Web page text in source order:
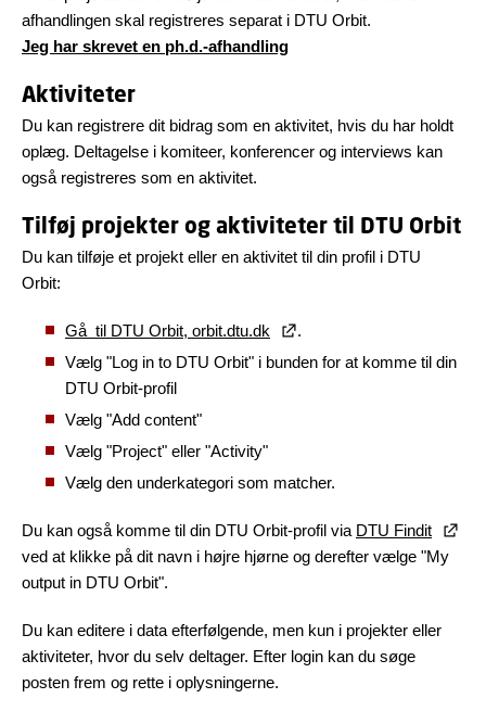
afhandlingen skal registreres separat i DTU Orbit.
Jeg har skrevet en ph.d.-afhandling
Aktiviteter
Du kan registrere dit bidrag som en aktivitet, hvis du har holdt
oplæg. Deltagelse i komiteer, konferencer og interviews kan
også registreres som en aktivitet.
Tilføj projekter og aktiviteter til DTU Orbit
Du kan tilføje et projekt eller en aktivitet til din profil i DTU
Orbit:
Gå til DTU Orbit, orbit.dtu.dk
.
Vælg "Log in to DTU Orbit" i bunden for at komme til din
DTU Orbit-profil
Vælg "Add content"
Vælg "Project" eller "Activity"
Vælg den underkategori som matcher.
Du kan også komme til din DTU Orbit-profil via DTU Findit
ved at klikke på dit navn i højre hjørne og derefter vælge "My
output in DTU Orbit".
Du kan editere i data efterfølgende, men kun i projekter eller
aktiviteter, hvor du selv deltager. Efter login kan du søge
posten frem og rette i oplysningerne.